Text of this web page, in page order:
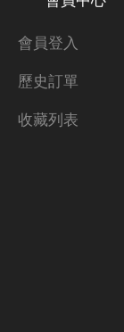
會員登入
歷史訂單
收藏列表